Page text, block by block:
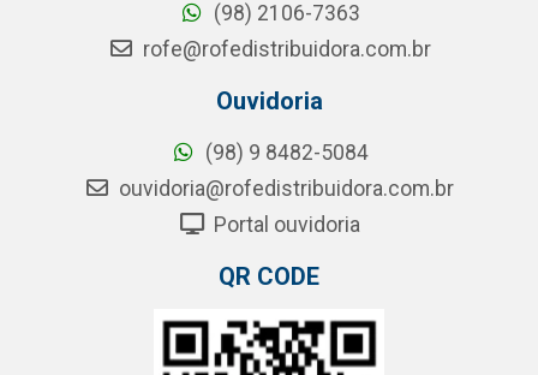
(98) 2106-7363
rofe@rofedistribuidora.com.br
Ouvidoria
(98) 9 8482-5084
ouvidoria@rofedistribuidora.com.br
Portal ouvidoria
QR CODE